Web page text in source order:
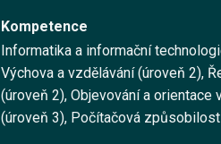
Kompetence
Informatika a informační
Výchova a vzdělávání (úroveň 2),
(úroveň 2), Objevování a orientace
(úroveň 3), Počítačová